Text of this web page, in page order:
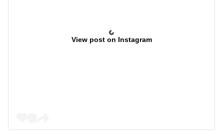
View post on Instagram